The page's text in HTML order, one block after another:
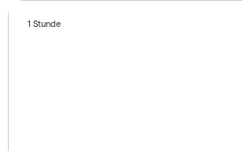
1 Stunde